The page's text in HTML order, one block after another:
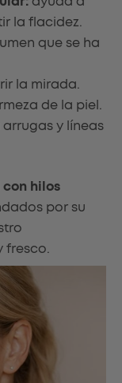
la flacidez.
que se ha
la mirada.
de la piel.
arrugas y líneas
hilos
por su
fresco.